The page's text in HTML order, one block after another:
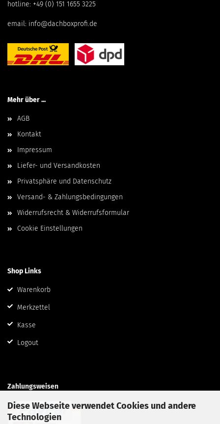
Diese Webseite verwendet Cookies und andere
Technologien
hotline: +49 (0) 151 1655 3225
email: info@dachboxprofi.de
Mehr über ...
AGB
Kontakt
Impressum
Liefer- und Versandkosten
Privatsphäre und Datenschutz
Versand- & Zahlungsbedingungen
Widerrufsrecht & Widerrufsformular
Cookie Einstellungen
Shop Links
Warenkorb
Merkzettel
Kasse
Logout
Zahlungsweisen